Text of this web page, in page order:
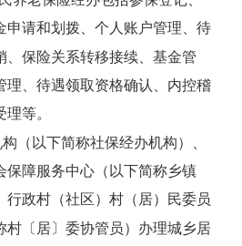
申请和划拨、个人账户管理、待
、保险关系转移接续、基金管
理、待遇领取资格确认、内控稽
等。
（以下简称社保经办机构）、
保障服务中心（以下简称乡镇
行政村（社区）村（居）民委员
村〔居〕委协管员）办理城乡居